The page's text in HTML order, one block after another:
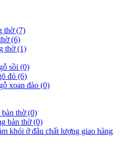
thờ (7)
(6)
thờ (1)
sồi (0)
đỏ (6)
xoan đào (0)
thờ (0)
bàn thờ (0)
khói ở đâu chất lượng giao hàng